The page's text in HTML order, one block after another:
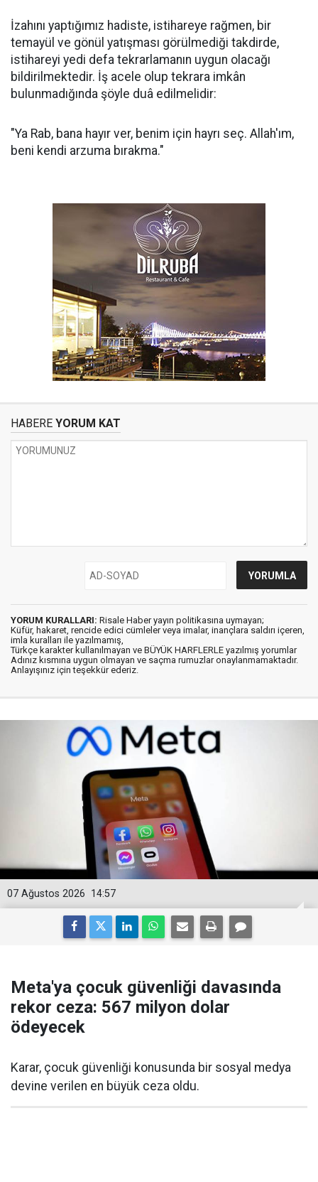
İzahını yaptığımız hadiste, istihareye rağmen, bir
temayül ve gönül yatışma­sı görülmediği takdirde,
istihareyi yedi defa tekrarlamanın uygun olacağı
bildirilmektedir. İş acele olup tekrara imkân
bulunmadığında şöyle duâ edilmelidir:
"Ya Rab, bana hayır ver, benim için hayrı seç. Allah'ım,
beni kendi arzuma bırakma."
HABERE YORUM KAT
YORUM KURALLARI: Risale Haber yayın politikasına uymayan;
Küfür, hakaret, rencide edici cümleler veya imalar, inançlara saldırı içeren,
imla kuralları ile yazılmamış,
Türkçe karakter kullanılmayan ve BÜYÜK HARFLERLE yazılmış yorumlar
Adınız kısmına uygun olmayan ve saçma rumuzlar onaylanmamaktadır.
Anlayışınız için teşekkür ederiz.
14:57
07 Ağustos 2026
Meta'ya çocuk güvenliği davasında
rekor ceza: 567 milyon dolar
ödeyecek
Karar, çocuk güvenliği konusunda bir sosyal medya
devine verilen en büyük ceza oldu.